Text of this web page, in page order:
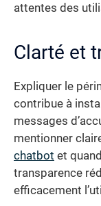
attentes des
Clarté et
Expliquer le
contribue à
messages
mentionner
chatbot et
transparence
efficacement